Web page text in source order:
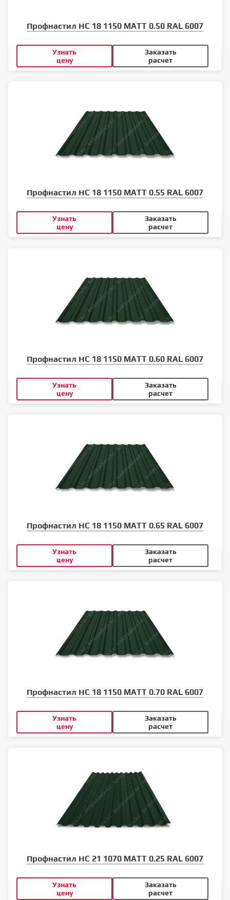
Профнастил НС 18 1150 MATT 0.50 RAL 6007
Узнать
цену
Заказать
расчет
Профнастил НС 18 1150 MATT 0.55 RAL 6007
Узнать
цену
Заказать
расчет
Профнастил НС 18 1150 MATT 0.60 RAL 6007
Узнать
цену
Заказать
расчет
Профнастил НС 18 1150 MATT 0.65 RAL 6007
Узнать
цену
Заказать
расчет
Профнастил НС 18 1150 MATT 0.70 RAL 6007
Узнать
цену
Заказать
расчет
Профнастил НС 21 1070 MATT 0.25 RAL 6007
Узнать
цену
Заказать
расчет